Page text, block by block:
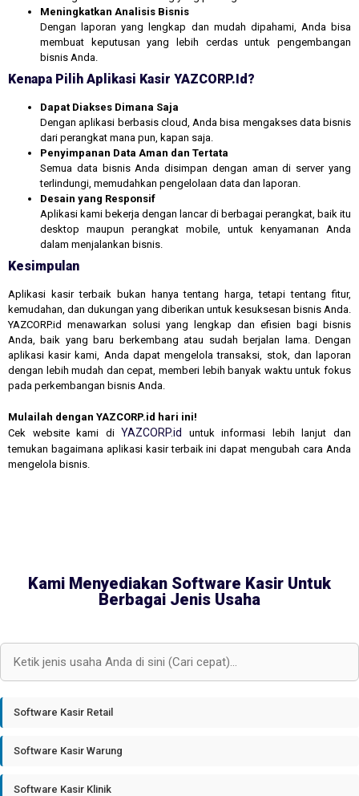
Meningkatkan Analisis Bisnis
Dengan laporan yang lengkap dan mudah dipahami, Anda bisa
membuat keputusan yang lebih cerdas untuk pengembangan
bisnis Anda.
Kenapa Pilih Aplikasi Kasir YAZCORP.id?
Dapat Diakses Dimana Saja
Dengan aplikasi berbasis cloud, Anda bisa mengakses data bisnis
dari perangkat mana pun, kapan saja.
Penyimpanan Data Aman dan Tertata
Semua data bisnis Anda disimpan dengan aman di server yang
terlindungi, memudahkan pengelolaan data dan laporan.
Desain yang Responsif
Aplikasi kami bekerja dengan lancar di berbagai perangkat, baik itu
desktop maupun perangkat mobile, untuk kenyamanan Anda
dalam menjalankan bisnis.
Kesimpulan
Aplikasi kasir terbaik bukan hanya tentang harga, tetapi tentang fitur,
kemudahan, dan dukungan yang diberikan untuk kesuksesan bisnis Anda.
YAZCORP.id menawarkan solusi yang lengkap dan efisien bagi bisnis
Anda, baik yang baru berkembang atau sudah berjalan lama. Dengan
aplikasi kasir kami, Anda dapat mengelola transaksi, stok, dan laporan
dengan lebih mudah dan cepat, memberi lebih banyak waktu untuk fokus
pada perkembangan bisnis Anda.
Mulailah dengan YAZCORP.id hari ini!
Cek website kami di YAZCORP.id
untuk informasi lebih lanjut dan
temukan bagaimana aplikasi kasir terbaik ini dapat mengubah cara Anda
mengelola bisnis.
Kami Menyediakan Software Kasir Untuk
Berbagai Jenis Usaha
Software Kasir Retail
Software Kasir Warung
Software Kasir Klinik